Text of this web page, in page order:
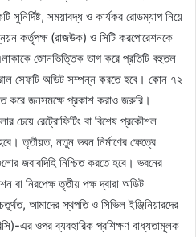
সময়াবদ্ধ ও কার্যকর রোডম্যাপ নিয়ে
কর্তৃপক্ষ (রাজউক) ও সিটি করপোরেশনকে
জোনভিত্তিক ভাগ করে প্রতিটি বহুতল
সেফটি অডিট সম্পন্ন করতে হবে। কোন ৭২
করে জনসমক্ষে প্রকাশ করাও জরুরি।
চেয়ে রেট্রোফিটিং বা বিশেষ প্রকৌশল
তৃতীয়ত, নতুন ভবন নির্মাণের ক্ষেত্রে
জবাবদিহি নিশ্চিত করতে হবে। ভবনের
বা নিরপেক্ষ তৃতীয় পক্ষ দ্বারা অডিট
আমাদের স্থপতি ও সিভিল ইঞ্জিনিয়ারদের
এর ওপর ব্যবহারিক প্রশিক্ষণ বাধ্যতামূলক